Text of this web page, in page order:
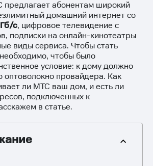
абонентам широкий
домашний интернет со
с, цифровое телевидение с
подписки на онлайн-кинотеатры
виды сервиса. Чтобы стать
чтобы было
условие: к дому должно
оптоволокно провайдера. Как
ли МТС ваш дом, и есть ли
подключенных к
в статье.